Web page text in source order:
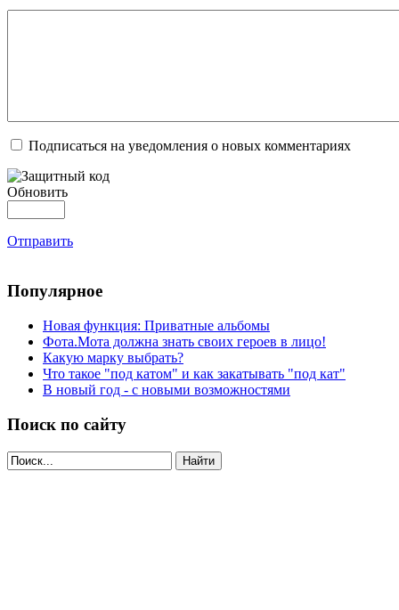
Подписаться на уведомления о новых комментариях
Обновить
Отправить
Популярное
Новая функция: Приватные альбомы
Фота.Мота должна знать своих героев в лицо!
Какую марку выбрать?
Что такое "под катом" и как закатывать "под кат"
В новый год - с новыми возможностями
Поиск по сайту
Найти